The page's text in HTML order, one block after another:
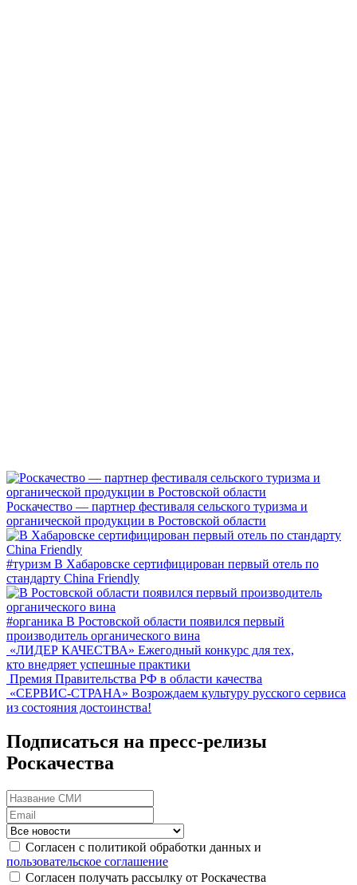
Роскачество — партнер фестиваля сельского туризма и
органической продукции в Ростовской области
#туризм В Хабаровске сертифицирован первый отель по
стандарту China Friendly
#органика В Ростовской области появился первый
производитель органического вина
«ЛИДЕР КАЧЕСТВА» Ежегодный конкурс для тех,
кто внедряет успешные практики
Премия Правительства РФ в области качества
«СЕРВИС-СТРАНА» Возрождаем культуру русского сервиса
из состояния достоинства!
Подписаться на пресс-релизы
Роскачества
Согласен с политикой обработки данных и
пользовательское соглашение
Согласен получать рассылку от Роскачества